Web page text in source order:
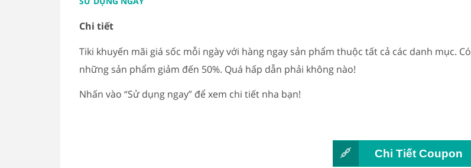
Chi tiết
Tiki khuyến mãi giá sốc mỗi ngày với hàng ngay sản phẩm thuộc tất cả các danh mục. Có
những sản phẩm giảm đến 50%. Quá hấp dẫn phải không nào!
Nhấn vào “Sử dụng ngay” để xem chi tiết nha bạn!
Chi Tiết Coupon